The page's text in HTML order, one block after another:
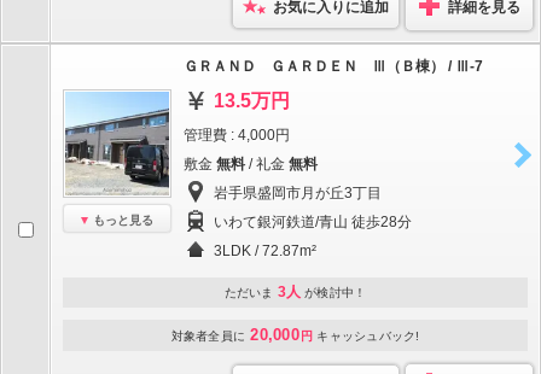
お気に入りに追加 詳細を見る
もっと見る
ＧＲＡＮＤ ＧＡＲＤＥＮ Ⅲ（Ｂ棟） / Ⅲ-7
13.5万円
管理費 : 4,000円
敷金 無料 / 礼金 無料
岩手県盛岡市月が丘3丁目
いわて銀河鉄道/青山 徒歩28分
3LDK / 72.87m²
ただいま 3人 が検討中！
対象者全員に 20,000 円 キャッシュバック!